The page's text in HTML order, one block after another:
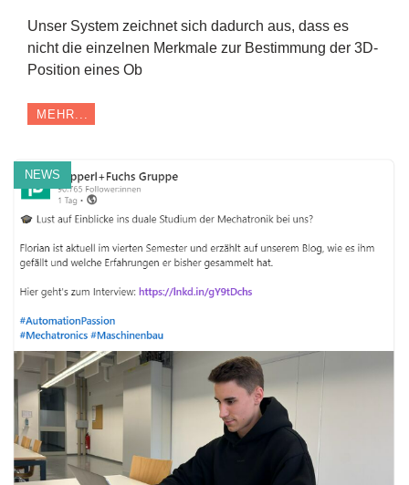
Unser System zeichnet sich dadurch aus, dass es
nicht die einzelnen Merkmale zur Bestimmung der 3D-
Position eines Ob
MEHR...
NEWS